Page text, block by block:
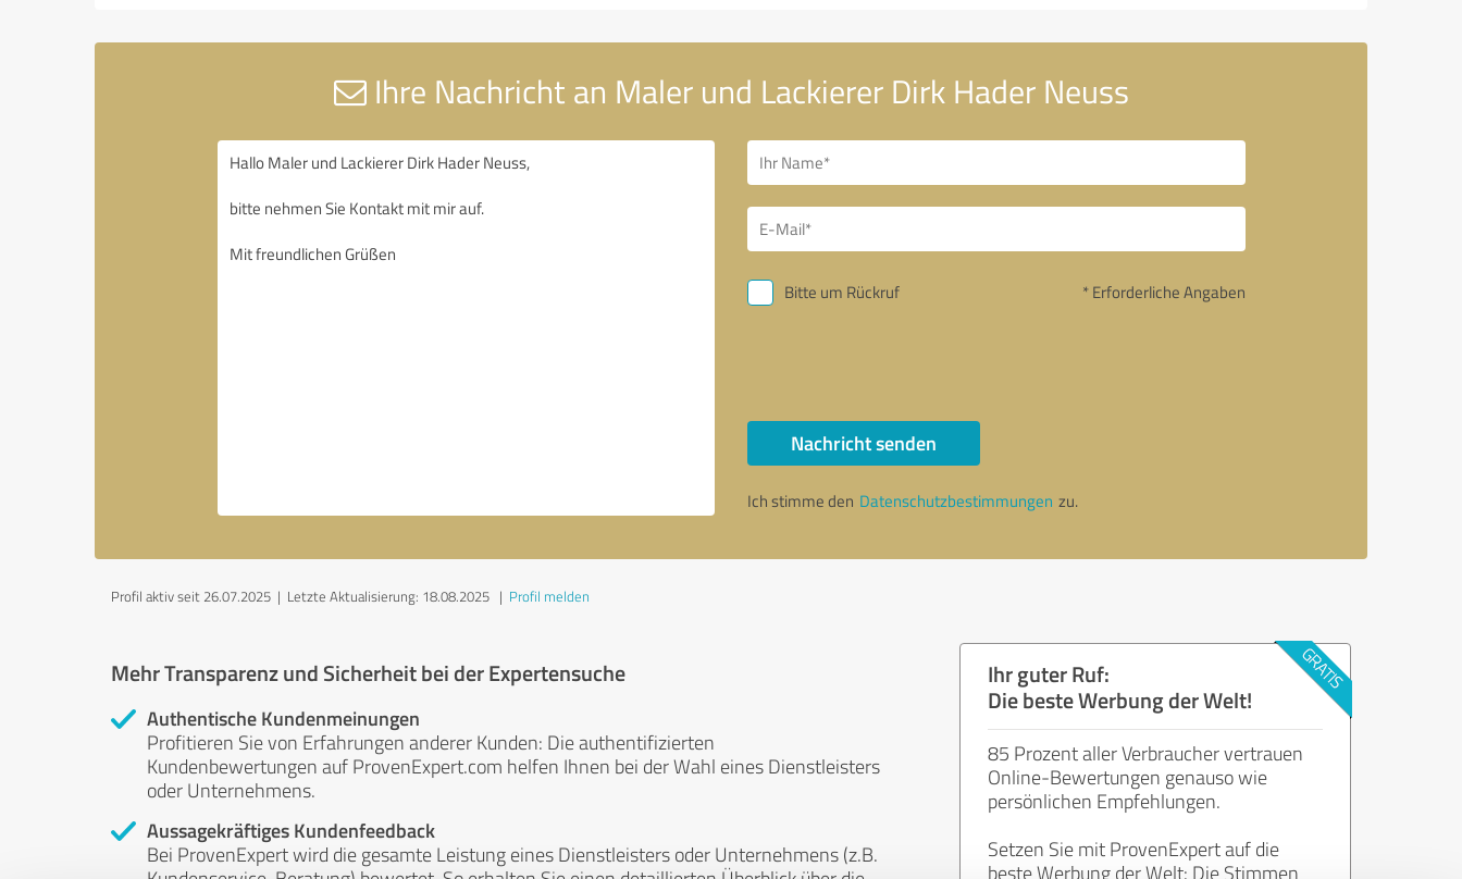
Ihre Nachricht an Maler und Lackierer Dirk Hader Neuss
Bitte um Rückruf * Erforderliche Angaben
Nachricht senden
Ich stimme den Datenschutzbestimmungen zu.
Profil aktiv seit 26.07.2025 | Letzte Aktualisierung: 18.08.2025 | Profil melden
Mehr Transparenz und Sicherheit bei der Expertensuche
Authentische Kundenmeinungen
Profitieren Sie von Erfahrungen anderer Kunden: Die authentifizierten
Kundenbewertungen auf ProvenExpert.com helfen Ihnen bei der Wahl eines Dienstleisters
oder Unternehmens.
Aussagekräftiges Kundenfeedback
Bei ProvenExpert wird die gesamte Leistung eines Dienstleisters oder Unternehmens (z.B.
Ihr guter Ruf:
Die beste Werbung der Welt!
85 Prozent aller Verbraucher vertrauen
Online-Bewertungen genauso wie
persönlichen Empfehlungen.
Setzen Sie mit ProvenExpert auf die
beste Werbung der Welt: Die Stimmen